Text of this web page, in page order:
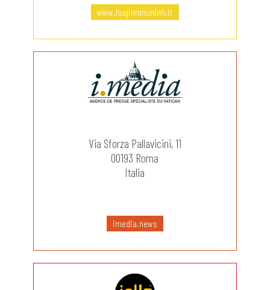
www.huginnmuninn.fr
Via Sforza Pallavicini, 11
00193 Roma
Italia
imedia.news